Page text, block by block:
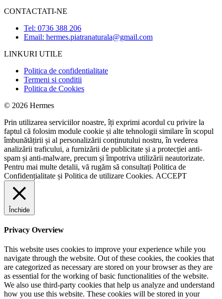
CONTACTATI-NE
Tel: 0736 388 206
Email: hermes.piatranaturala@gmail.com
LINKURI UTILE
Politica de confidentialitate
Termeni si conditii
Politica de Cookies
© 2026 Hermes
Prin utilizarea serviciilor noastre, îți exprimi acordul cu privire la
faptul că folosim module cookie și alte tehnologii similare în scopul
îmbunătățirii și al personalizării conținutului nostru, în vederea
analizării traficului, a furnizării de publicitate și a protecției anti-
spam și anti-malware, precum și împotriva utilizării neautorizate.
Pentru mai multe detalii, vă rugăm să consultați Politica de
Confidențialitate și Politica de utilizare Cookies. ACCEPT
Închide
Privacy Overview
This website uses cookies to improve your experience while you
navigate through the website. Out of these cookies, the cookies that
are categorized as necessary are stored on your browser as they are
as essential for the working of basic functionalities of the website.
We also use third-party cookies that help us analyze and understand
how you use this website. These cookies will be stored in your